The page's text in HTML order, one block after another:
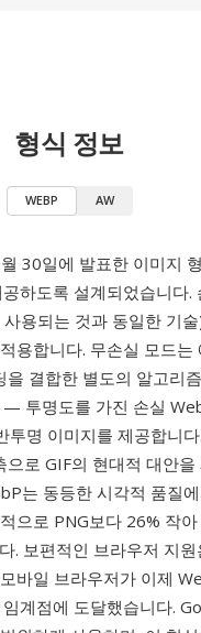
형식 정보
WEBP AW
30일에 발표한 이미지
하도록 설계되었습니다.
용되는 것과 동일한 기
용합니다. 무손실 모드
결합한 별도의 알고리
투명도를 가진 손실
명 이미지를 제공합니
로 GIF의 현대적 대안
는 동등한 시각적 품질
으로 PNG보다 26% 작
. 보편적인 브라우저 지
바일 브라우저가 이제
계점에 도달했습니다.